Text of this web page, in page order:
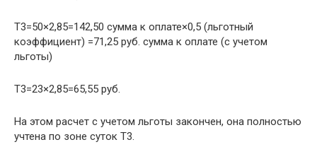
Т3=50×2,85=142,50 сумма к оплате×0,5 (льготный
коэффициент) =71,25 руб. сумма к оплате (с учетом
льготы)
Т3=23×2,85=65,55 руб.
На этом расчет с учетом льготы закончен, она полностью
учтена по зоне суток Т3.